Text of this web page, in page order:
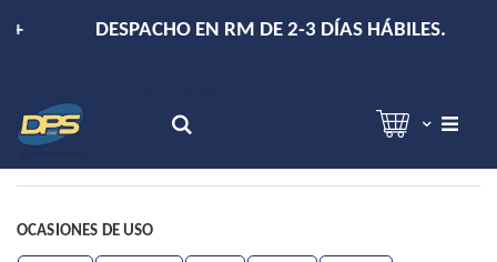
DESPACHO EN RM DE 2-3 DÍAS HÁBILES.
OCASIONES DE USO